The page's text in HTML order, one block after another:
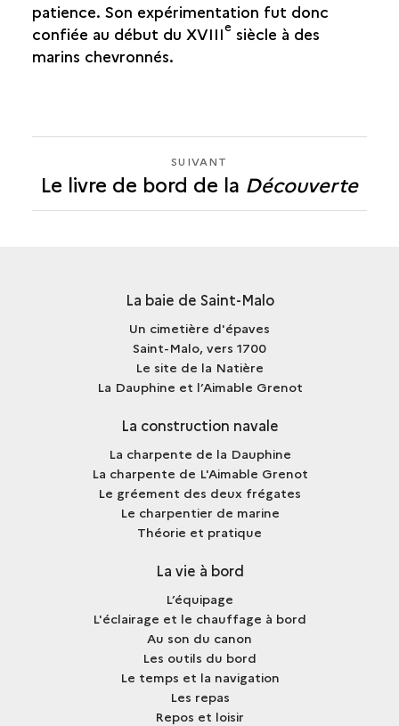
patience. Son expérimentation fut donc
confiée au début du XVIIIe siècle à des
marins chevronnés.
SUIVANT
LE
<I>DÉCOUVERTE</I>
SUIVANT
Le livre de bord de la Découverte
La baie de Saint-Malo
Un cimetière d'épaves
Saint-Malo, vers 1700
Le site de la Natière
La Dauphine et l’Aimable Grenot
La construction navale
La charpente de la Dauphine
La charpente de L'Aimable Grenot
Le gréement des deux frégates
Le charpentier de marine
Théorie et pratique
La vie à bord
L’équipage
L'éclairage et le chauffage à bord
Au son du canon
Les outils du bord
Le temps et la navigation
Les repas
Repos et loisir